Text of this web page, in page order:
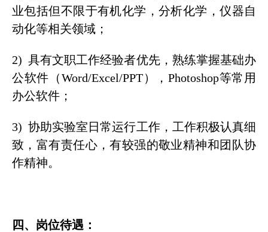
业包括但不限于有机化学，分析化学，仪器自
动化等相关领域；
2) 具有文职工作经验者优先，熟练掌握基础办
公软件（Word/Excel/PPT），Photoshop等常用
办公软件；
3) 协助实验室日常运行工作，工作积极认真细
致，富有责任心，有较强的敬业精神和团队协
作精神。
四、岗位待遇：